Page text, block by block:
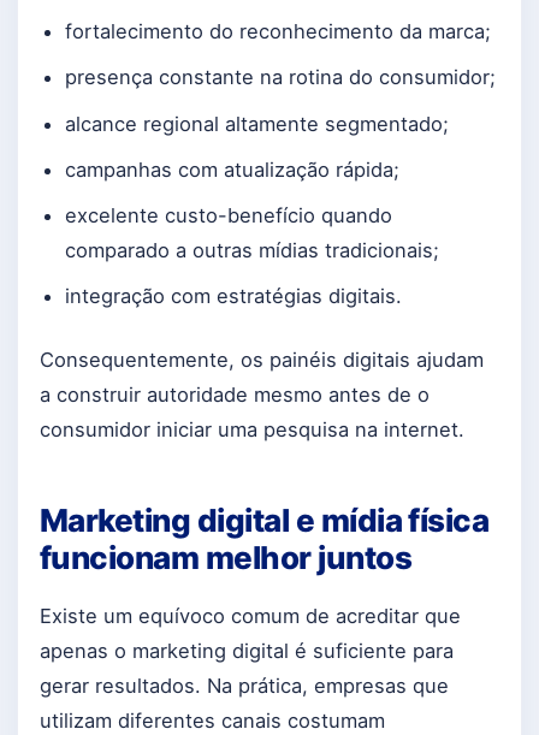
fortalecimento do reconhecimento da marca;
presença constante na rotina do consumidor;
alcance regional altamente segmentado;
campanhas com atualização rápida;
excelente custo-benefício quando
comparado a outras mídias tradicionais;
integração com estratégias digitais.
Consequentemente, os painéis digitais ajudam
a construir autoridade mesmo antes de o
consumidor iniciar uma pesquisa na internet.
Marketing digital e mídia física
funcionam melhor juntos
Existe um equívoco comum de acreditar que
apenas o marketing digital é suficiente para
gerar resultados. Na prática, empresas que
utilizam diferentes canais costumam